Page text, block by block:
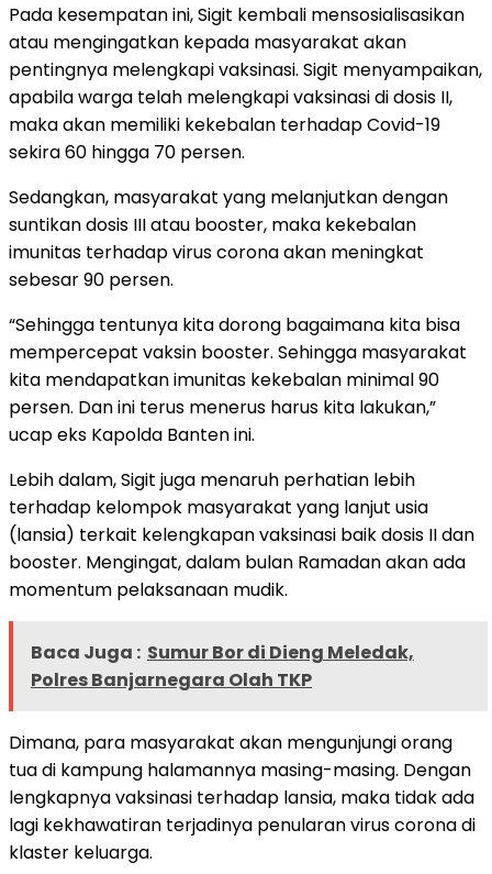
Pada kesempatan ini, Sigit kembali mensosialisasikan
atau mengingatkan kepada masyarakat akan
pentingnya melengkapi vaksinasi. Sigit menyampaikan,
apabila warga telah melengkapi vaksinasi di dosis II,
maka akan memiliki kekebalan terhadap Covid-19
sekira 60 hingga 70 persen.
Sedangkan, masyarakat yang melanjutkan dengan
suntikan dosis III atau booster, maka kekebalan
imunitas terhadap virus corona akan meningkat
sebesar 90 persen.
“Sehingga tentunya kita dorong bagaimana kita bisa
mempercepat vaksin booster. Sehingga masyarakat
kita mendapatkan imunitas kekebalan minimal 90
persen. Dan ini terus menerus harus kita lakukan,”
ucap eks Kapolda Banten ini.
Lebih dalam, Sigit juga menaruh perhatian lebih
terhadap kelompok masyarakat yang lanjut usia
(lansia) terkait kelengkapan vaksinasi baik dosis II dan
booster. Mengingat, dalam bulan Ramadan akan ada
momentum pelaksanaan mudik.
Baca Juga : Sumur Bor di Dieng Meledak,
Polres Banjarnegara Olah TKP
Dimana, para masyarakat akan mengunjungi orang
tua di kampung halamannya masing-masing. Dengan
lengkapnya vaksinasi terhadap lansia, maka tidak ada
lagi kekhawatiran terjadinya penularan virus corona di
klaster keluarga.